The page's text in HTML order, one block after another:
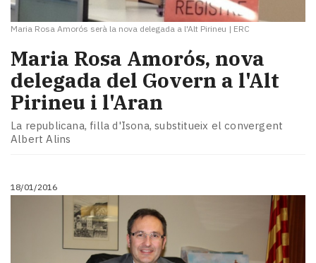
Maria Rosa Amorós serà la nova delegada a l'Alt Pirineu | ERC
Maria Rosa Amorós, nova
delegada del Govern a l'Alt
Pirineu i l'Aran
La republicana, filla d'Isona, substitueix el convergent
Albert Alins
18/01/2016